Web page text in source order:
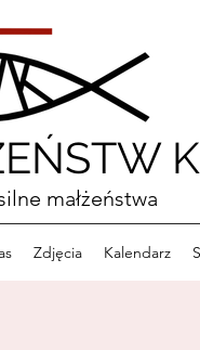
małżeństwa
Zdjęcia Kalendarz